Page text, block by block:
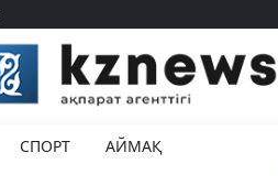
СПОРТ
АЙМАҚ